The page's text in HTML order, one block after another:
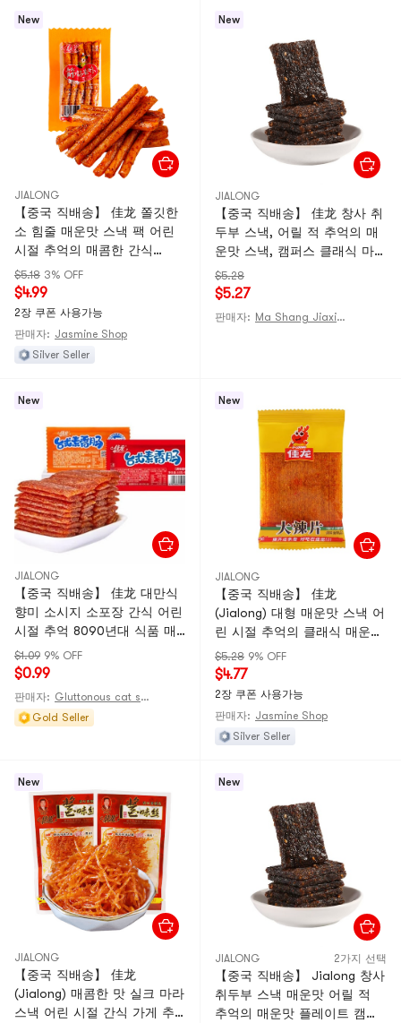
New
JIALONG
【중국 직배송】 佳龙 쫄깃한
소 힘줄 매운맛 스낵 팩 어린
시절 추억의 매콤한 간식
18g*5개입
$5.18 3% OFF
$4.99
2장 쿠폰 사용가능
판매자: Jasmine Shop
Silver Seller
New
JIALONG
【중국 직배송】 佳龙 창사 취
두부 스낵, 어릴 적 추억의 매
운맛 스낵, 캠퍼스 클래식 마라
맛, 입맛을 돋우는 간식, 캐주
얼 스낵 12g*7개
$5.28
$5.27
판매자: Ma Shang Jiaxing Mall
New
JIALONG
【중국 직배송】 佳龙 대만식
향미 소시지 소포장 간식 어린
시절 추억 8090년대 식품 매
콤한 스낵 라탸오 22g/봉
$1.09 9% OFF
$0.99
판매자:
Gluttonous cat supply station
Gold Seller
New
JIALONG
【중국 직배송】 佳龙
(Jialong) 대형 매운맛 스낵 어
린 시절 추억의 클래식 매운맛
간식, 매콤함 해소, 인기 간식,
스낵, 캐주얼 푸드 5봉
$5.28 9% OFF
$4.77
2장 쿠폰 사용가능
판매자: Jasmine Shop
Silver Seller
New
JIALONG
【중국 직배송】 佳龙
(Jialong) 매콤한 맛 실크 마라
스낵 어린 시절 간식 가게 추
New
JIALONG 2가지 선택
【중국 직배송】 Jialong 창사
취두부 스낵 매운맛 어릴 적
추억의 매운맛 플레이트 캠퍼